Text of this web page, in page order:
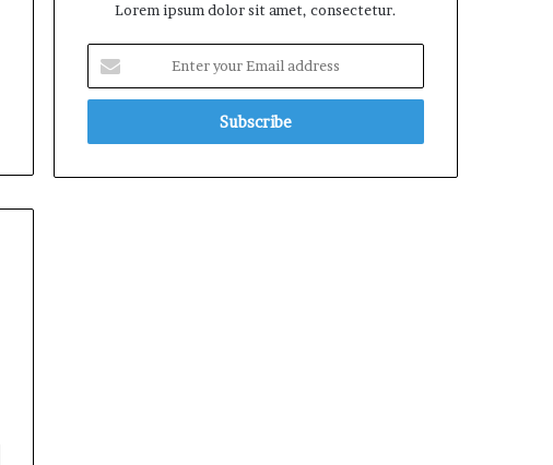
Lorem ipsum dolor sit amet, consectetur.